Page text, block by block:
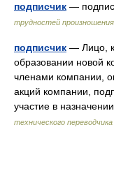
подписчик —
трудностей
подписчик — Лицо,
образовании новой
членами компании,
акций компании,
участие в
технического переводчика